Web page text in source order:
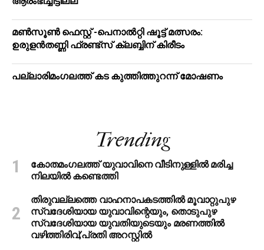
മൺസൂൺ ഫെസ്റ്റ് -പെനാൽറ്റി ഷൂട്ട് മത്സരം:
ഉരുളൻതണ്ണി ഫ്രണ്ട്സ് ക്ലബ്ബിന് കിരീടം
പ​ല്ലാ​രി​മം​ഗ​ല​ത്ത് ക​ട കു​ത്തി​ത്തുറ​ന്ന് മോ​ഷ​ണം
Trending
കോതമംഗലത്ത് യുവാവിനെ വീടിനുള്ളിൽ മരിച്ച
നിലയിൽ കണ്ടെത്തി
തിരുവല്ലത്തെ വാഹനാപകടത്തില്‍ മൂവാറ്റുപുഴ
സ്വദേശിയായ യുവാവിന്റെയും, തൊടുപുഴ
സ്വദേശിയായ യുവതിയുടെയും മരണത്തില്‍
വഴിത്തിരിവ്;പ്രതി അറസ്റ്റില്‍